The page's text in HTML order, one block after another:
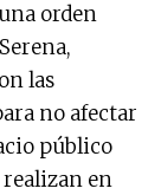
orden
las
no afectar
público
realizan en